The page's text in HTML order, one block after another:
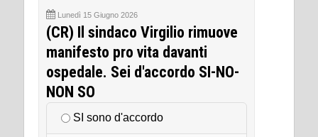
Lunedì 15 Giugno 2026
(CR) Il sindaco Virgilio rimuove
manifesto pro vita davanti
ospedale. Sei d'accordo SI-NO-
NON SO
SI sono d'accordo